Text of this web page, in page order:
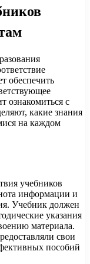
обеспечить
ознакомиться с
какие знания
на каждом
учебников
информации и
Учебник должен
указания
материала.
свои
пособий